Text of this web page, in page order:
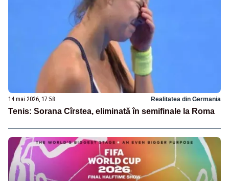
14 mai 2026, 17:58 Realitatea din Germania
Tenis: Sorana Cîrstea, eliminată în semifinale la Roma